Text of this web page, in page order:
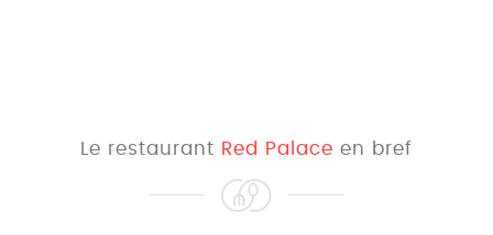
Le restaurant Red Palace en bref